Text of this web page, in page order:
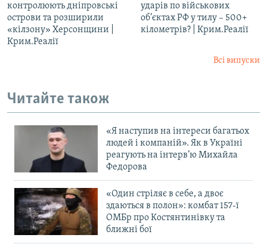
контролюють дніпровські
острови та розширили
«кілзону» Херсонщини |
Крим.Реалії
ударів по військових
об’єктах РФ у тилу – 500+
кілометрів? | Крим.Реалії
Всі випуски
Читайте також
«Я наступив на інтереси багатьох
людей і компаній». Як в Україні
реагують на інтерв’ю Михайла
Федорова
«Один стріляє в себе, а двоє
здаються в полон»: комбат 157-ї
ОМБр про Костянтинівку та
ближні бої